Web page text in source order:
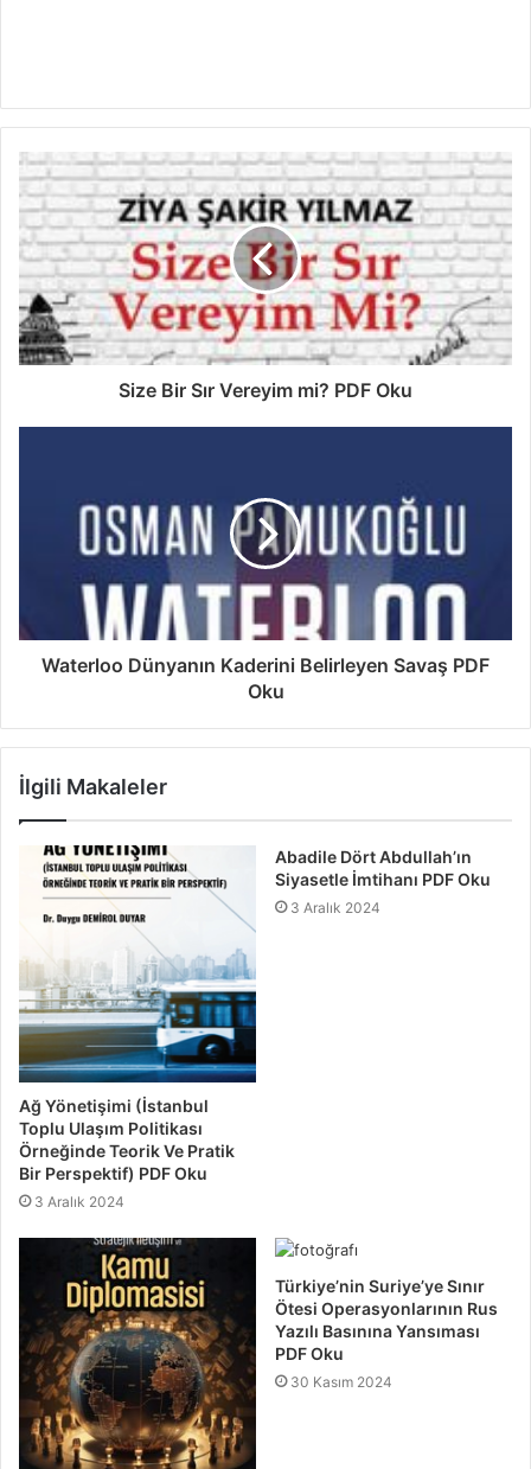
Size Bir Sır Vereyim mi? PDF Oku
Waterloo Dünyanın Kaderini Belirleyen Savaş PDF
Oku
İlgili Makaleler
Ağ Yönetişimi (İstanbul
Toplu Ulaşım Politikası
Örneğinde Teorik Ve Pratik
Bir Perspektif) PDF Oku
3 Aralık 2024
Abadile Dört Abdullah’ın
Siyasetle İmtihanı PDF Oku
3 Aralık 2024
Türkiye’nin Suriye’ye Sınır
Ötesi Operasyonlarının Rus
Yazılı Basınına Yansıması
PDF Oku
30 Kasım 2024